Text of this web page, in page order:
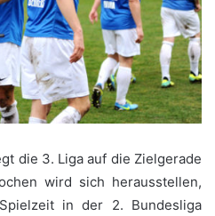
die 3. Liga auf die Zielgerade
wird sich herausstellen,
in der 2. Bundesliga